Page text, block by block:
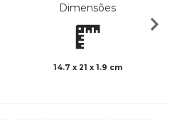
Dimensões
14.7 x 21 x 1.9 cm